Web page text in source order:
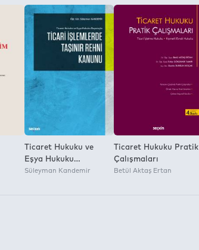
Ortamda Çoğaltma İzni:
Ticaret Hukuku ve
Eşya Hukuku
Boyutuyla Ticari
Süleyman Kandemir
Ticaret Hukuku Pratik
Çalışmaları
Betül Aktaş Ertan